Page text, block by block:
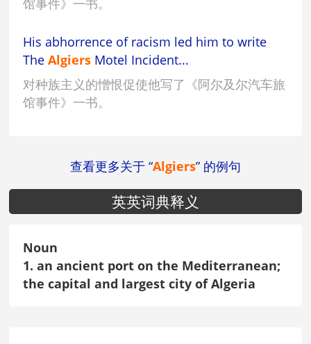
馆事件》一书。
His abhorrence of racism led him to write
TheAlgiers Motel Incident...
对种族主义的憎恨促使他写了《阿尔及尔汽车旅
馆事件》一书。
查看更多关于 “Algiers” 的例句
英英词典释义
Noun
1. an ancient port on the Mediterranean;
the capital and largest city of Algeria